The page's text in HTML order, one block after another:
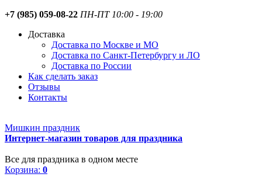
+7 (985) 059-08-22 ПН-ПТ 10:00 - 19:00
Доставка
Доставка по Москве и МО
Доставка по Санкт-Петербургу и ЛО
Доставка по России
Как сделать заказ
Отзывы
Контакты
Мишкин праздник
Интернет-магазин товаров для праздника
Все для праздника в одном месте
Корзина: 0